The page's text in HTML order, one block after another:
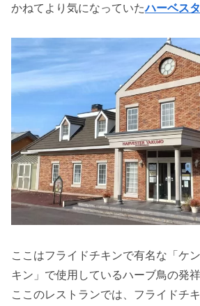
かねてより気になっていたハーベス
ここはフライドチキンで有名な「ケ
キン」で使用しているハーブ鳥の発祥
ここのレストランでは、フライドチ